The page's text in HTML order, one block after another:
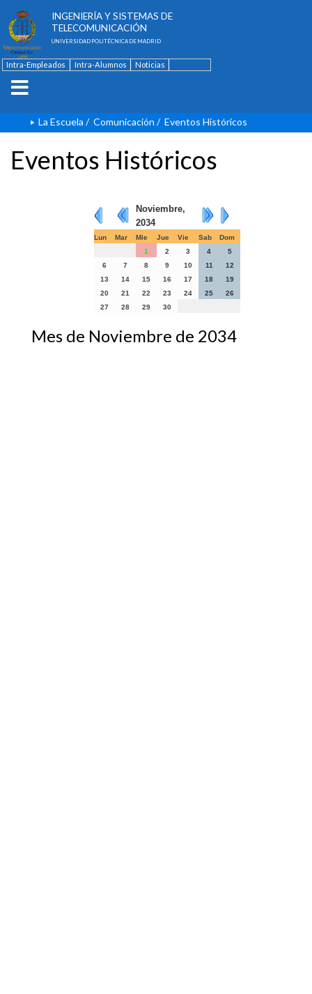
INGENIERÍA Y SISTEMAS DE
TELECOMUNICACIÓN
UNIVERSIDAD POLITÉCNICA DE MADRID
Intra-Empleados Intra-Alumnos
Noticias
La Escuela / Comunicación / Eventos Históricos
Eventos Históricos
Noviembre,
2034
Lun Mar Mie Jue Vie Sab
Dom
1
2 3 4
5
6
7 8 9 10 11
12
13
14 15 16 17 18
19
20
21 22 23 24 25
26
27
28 29 30
Mes de Noviembre de 2034